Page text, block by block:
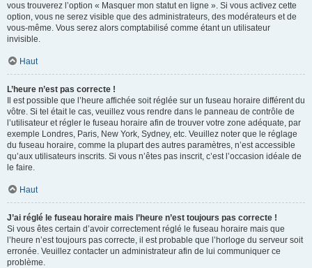
vous trouverez l’option « Masquer mon statut en ligne ». Si vous activez cette
option, vous ne serez visible que des administrateurs, des modérateurs et de
vous-même. Vous serez alors comptabilisé comme étant un utilisateur
invisible.
Haut
L’heure n’est pas correcte !
Il est possible que l’heure affichée soit réglée sur un fuseau horaire différent du
vôtre. Si tel était le cas, veuillez vous rendre dans le panneau de contrôle de
l’utilisateur et régler le fuseau horaire afin de trouver votre zone adéquate, par
exemple Londres, Paris, New York, Sydney, etc. Veuillez noter que le réglage
du fuseau horaire, comme la plupart des autres paramètres, n’est accessible
qu’aux utilisateurs inscrits. Si vous n’êtes pas inscrit, c’est l’occasion idéale de
le faire.
Haut
J’ai réglé le fuseau horaire mais l’heure n’est toujours pas correcte !
Si vous êtes certain d’avoir correctement réglé le fuseau horaire mais que
l’heure n’est toujours pas correcte, il est probable que l’horloge du serveur soit
erronée. Veuillez contacter un administrateur afin de lui communiquer ce
problème.